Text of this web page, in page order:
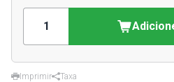
Imprimir
Taxa